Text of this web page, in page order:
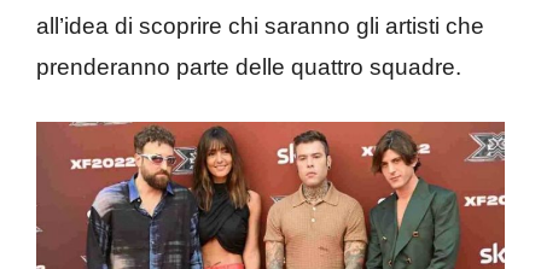
all’idea di scoprire chi saranno gli artisti che
prenderanno parte delle quattro squadre.